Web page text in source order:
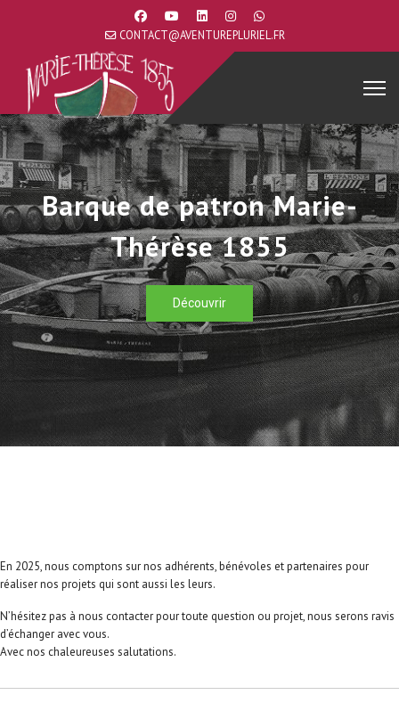
CONTACT@AVENTUREPLURIEL.FR
Barque de patron Marie-
Thérèse 1855
Découvrir
En 2025, nous comptons sur nos adhérents, bénévoles et partenaires pour
réaliser nos projets qui sont aussi les leurs.
N’hésitez pas à nous contacter pour toute question ou projet, nous serons ravis
d’échanger avec vous.
Avec nos chaleureuses salutations.